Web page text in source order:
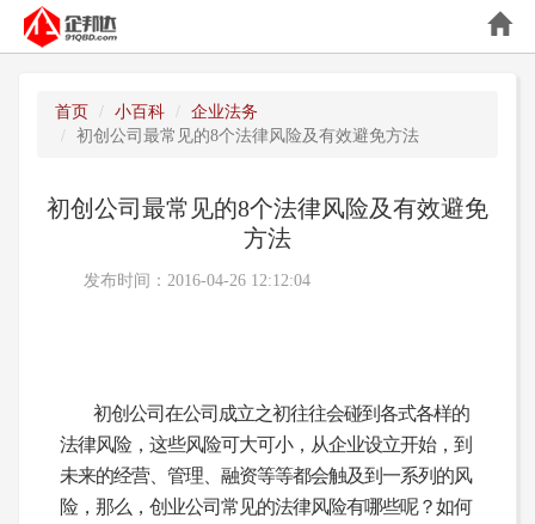
首页 小百科
企业法务
初创公司最常见的8个法律风险及有效避免方法
初创公司最常见的8个法律风险及有效避免
方法
发布时间：2016-04-26 12:12:04
初创公司在公司成立之初往往会碰到各式各样的
法律风险，这些风险可大可小，从企业设立开始，到
未来的经营、管理、融资等等都会触及到一系列的风
险，那么，创业公司常见的法律风险有哪些呢？如何